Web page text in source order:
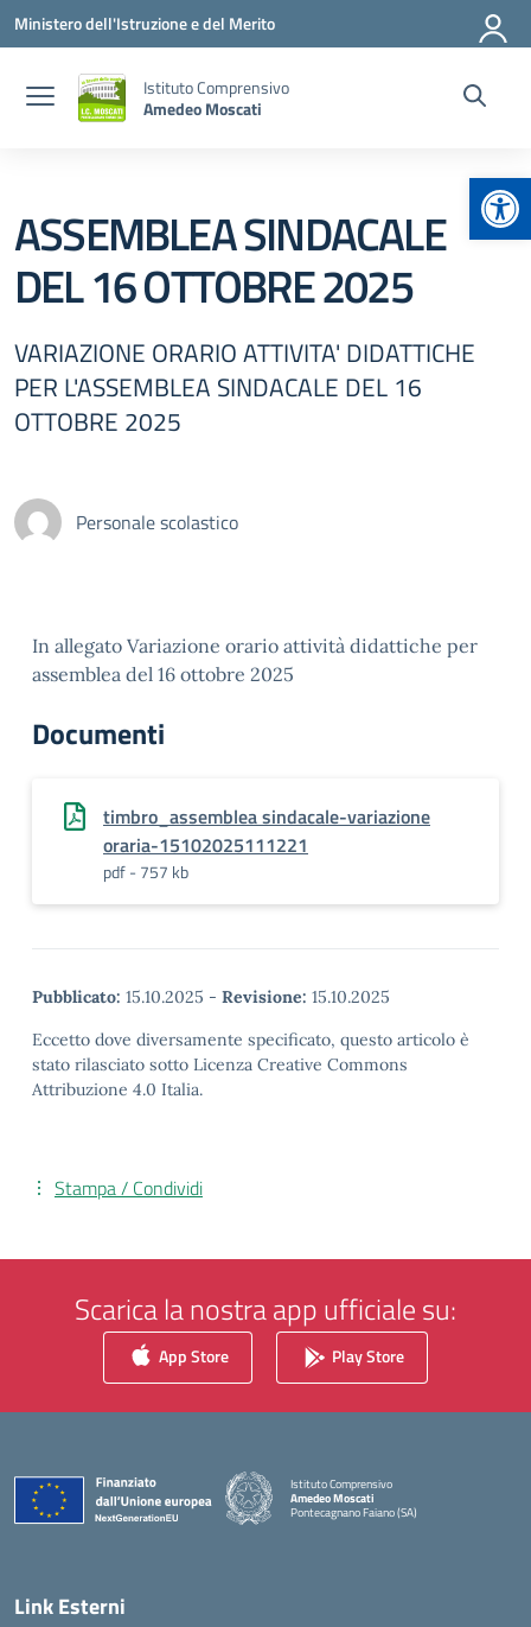
Vai ai contenuti
Vai al menu di navigazione
Vai al footer
Ministero dell'Istruzione e del Merito
Istituto Comprensivo
Amedeo Moscati
ASSEMBLEA SINDACALE
DEL 16 OTTOBRE 2025
VARIAZIONE ORARIO ATTIVITA' DIDATTICHE
PER L'ASSEMBLEA SINDACALE DEL 16
OTTOBRE 2025
Personale scolastico
In allegato Variazione orario attività didattiche per
assemblea del 16 ottobre 2025
Documenti
timbro_assemblea sindacale-variazione
oraria-15102025111221
pdf - 757 kb
Pubblicato: 15.10.2025 - Revisione: 15.10.2025
Eccetto dove diversamente specificato, questo articolo è
stato rilasciato sotto Licenza Creative Commons
Attribuzione 4.0 Italia.
Stampa / Condividi
Scarica la nostra app ufficiale su:
App Store Play Store
Istituto Comprensivo
Amedeo Moscati
Pontecagnano Faiano (SA)
— Visita la pagina iniziale della scuola
Link Esterni